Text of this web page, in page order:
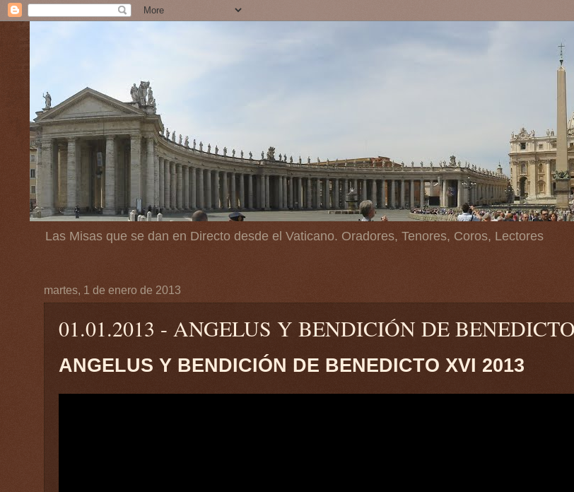
Las Misas que se dan en Directo desde el Vaticano. Oradores, Tenores, Coros, Lectores
martes, 1 de enero de 2013
01.01.2013 - ANGELUS Y BENDICIÓN DE
ANGELUS Y BENDICIÓN DE BENEDICTO XVI 2013